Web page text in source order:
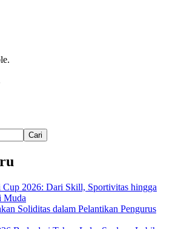
Cari
2026: Dari Skill, Sportivitas hingga
Muda
Soliditas dalam Pelantikan Pengurus